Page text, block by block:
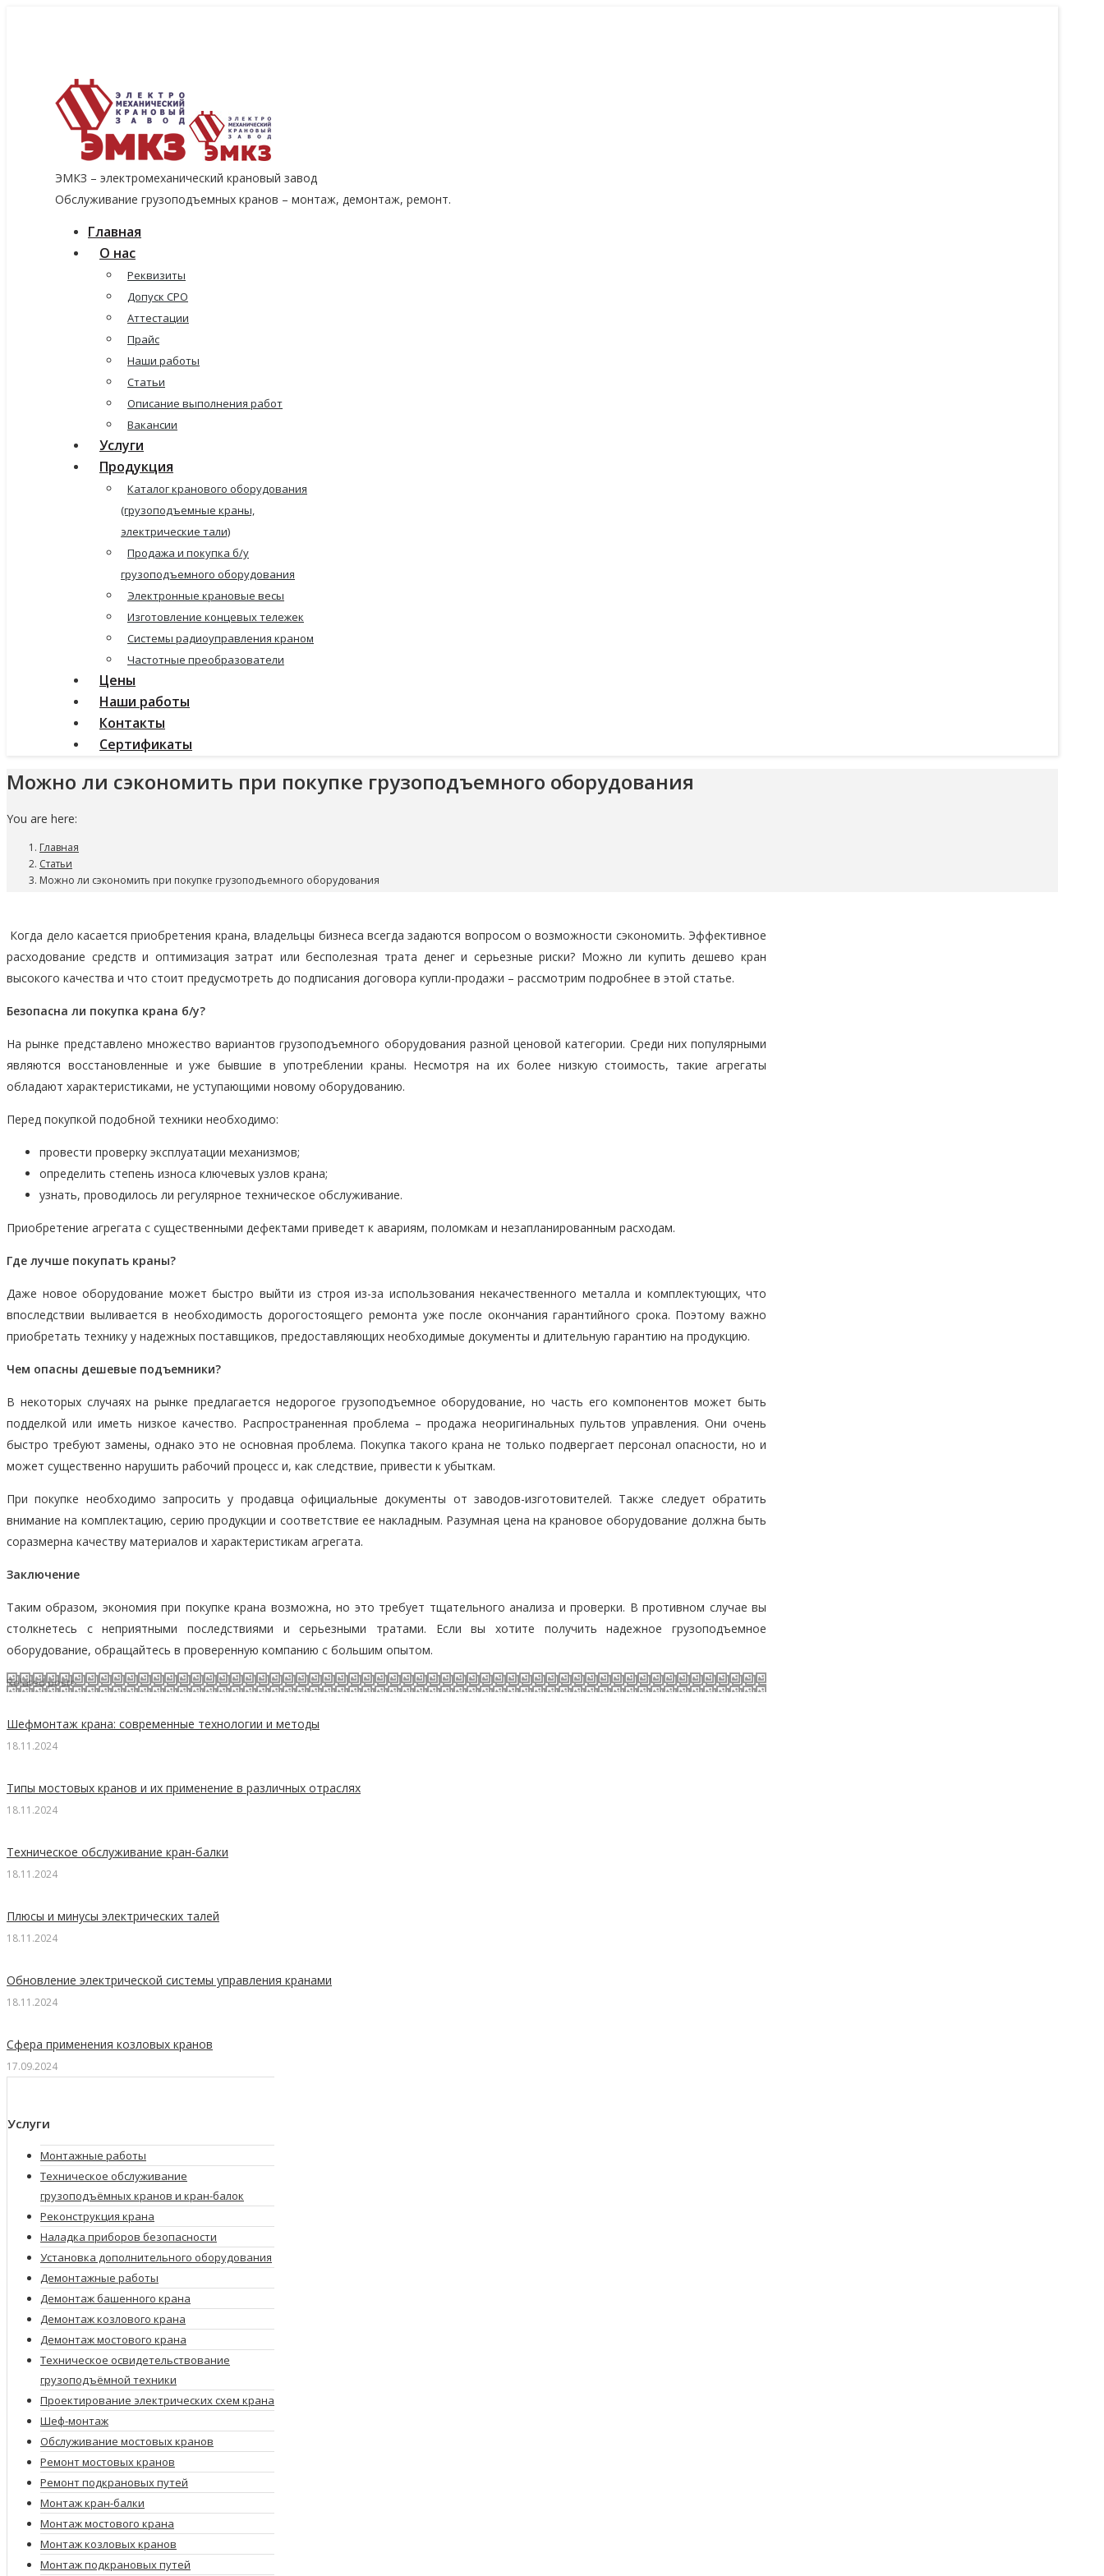
ЭМКЗ – электромеханический крановый завод
Обслуживание грузоподъемных кранов – монтаж, демонтаж, ремонт.
Главная
О нас
Реквизиты
Допуск СРО
Аттестации
Прайс
Наши работы
Статьи
Описание выполнения работ
Вакансии
Услуги
Продукция
Каталог кранового оборудования
(грузоподъемные краны,
электрические тали)
Продажа и покупка б/у
грузоподъемного оборудования
Электронные крановые весы
Изготовление концевых тележек
Системы радиоуправления краном
Частотные преобразователи
Цены
Наши работы
Контакты
Сертификаты
Можно ли сэкономить при покупке грузоподъемного оборудования
You are here:
Главная
Статьи
Можно ли сэкономить при покупке грузоподъемного оборудования
Когда дело касается приобретения крана, владельцы бизнеса всегда задаются вопросом о возможности сэкономить. Эффективное
расходование средств и оптимизация затрат или бесполезная трата денег и серьезные риски? Можно ли купить дешево кран
высокого качества и что стоит предусмотреть до подписания договора купли-продажи – рассмотрим подробнее в этой статье.
Безопасна ли покупка крана б/у?
На рынке представлено множество вариантов грузоподъемного оборудования разной ценовой категории. Среди них популярными
являются восстановленные и уже бывшие в употреблении краны. Несмотря на их более низкую стоимость, такие агрегаты
обладают характеристиками, не уступающими новому оборудованию.
Перед покупкой подобной техники необходимо:
провести проверку эксплуатации механизмов;
определить степень износа ключевых узлов крана;
узнать, проводилось ли регулярное техническое обслуживание.
Приобретение агрегата с существенными дефектами приведет к авариям, поломкам и незапланированным расходам.
Где лучше покупать краны?
Даже новое оборудование может быстро выйти из строя из-за использования некачественного металла и комплектующих, что
впоследствии выливается в необходимость дорогостоящего ремонта уже после окончания гарантийного срока. Поэтому важно
приобретать технику у надежных поставщиков, предоставляющих необходимые документы и длительную гарантию на продукцию.
Чем опасны дешевые подъемники?
В некоторых случаях на рынке предлагается недорогое грузоподъемное оборудование, но часть его компонентов может быть
подделкой или иметь низкое качество. Распространенная проблема – продажа неоригинальных пультов управления. Они очень
быстро требуют замены, однако это не основная проблема. Покупка такого крана не только подвергает персонал опасности, но и
может существенно нарушить рабочий процесс и, как следствие, привести к убыткам.
При покупке необходимо запросить у продавца официальные документы от заводов-изготовителей. Также следует обратить
внимание на комплектацию, серию продукции и соответствие ее накладным. Разумная цена на крановое оборудование должна быть
соразмерна качеству материалов и характеристикам агрегата.
Заключение
Таким образом, экономия при покупке крана возможна, но это требует тщательного анализа и проверки. В противном случае вы
столкнетесь с неприятными последствиями и серьезными тратами. Если вы хотите получить надежное грузоподъемное
оборудование, обращайтесь в проверенную компанию с большим опытом.
Related posts
Шефмонтаж крана: современные технологии и методы
18.11.2024
Типы мостовых кранов и их применение в различных отраслях
18.11.2024
Техническое обслуживание кран-балки
18.11.2024
Плюсы и минусы электрических талей
18.11.2024
Обновление электрической системы управления кранами
18.11.2024
Сфера применения козловых кранов
17.09.2024
Услуги
Монтажные работы
Техническое обслуживание
грузоподъёмных кранов и кран-балок
Реконструкция крана
Наладка приборов безопасности
Установка дополнительного оборудования
Демонтажные работы
Демонтаж башенного крана
Демонтаж козлового крана
Демонтаж мостового крана
Техническое освидетельствование
грузоподъёмной техники
Проектирование электрических схем крана
Шеф-монтаж
Обслуживание мостовых кранов
Ремонт мостовых кранов
Ремонт подкрановых путей
Монтаж кран-балки
Монтаж мостового крана
Монтаж козловых кранов
Монтаж подкрановых путей